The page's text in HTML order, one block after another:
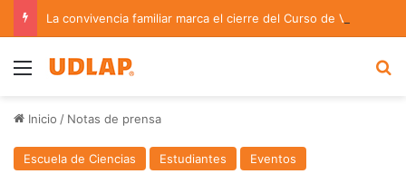
Menu
Inicio / Notas de prensa
Escuela de Ciencias Estudiantes
Eventos